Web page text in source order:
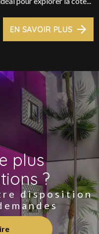
EN SAVOIR PLUS
plus
?
disposition